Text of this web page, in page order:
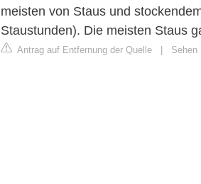
meisten von Staus und
Staustunden). Die meisten Staus
Antrag auf Entfernung der Quelle Sehen